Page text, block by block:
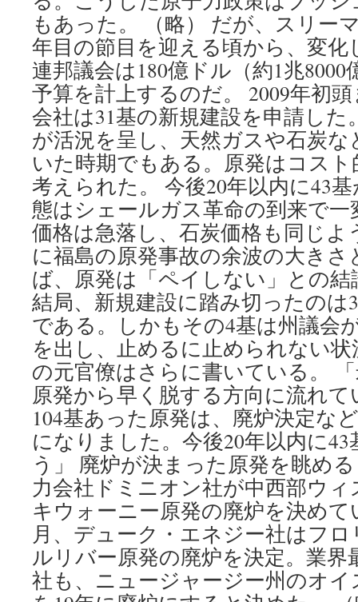
もあった。 （略） だが、スリー
年目の節目を迎える頃から、変化
連邦議会は180億ドル（約1兆
予算を計上するのだ。 2009年初
会社は31基の新規建設を申請し
が活況を呈し、天然ガスや石炭
いた時期でもある。原発はコス
考えられた。 今後20年以内に43
態はシェールガス革命の到来で
価格は急落し、石炭価格も同じ
に福島の原発事故の余波の大き
ば、原発は「ペイしない」との
結局、新規建設に踏み切ったのは
である。しかもその4基は州議会
を出し、止めるに止められない
の元官僚はさらに書いている。
原発から早く脱する方向に流れ
104基あった原発は、廃炉決定な
になりました。今後20年以内に
う」 廃炉が決まった原発を眺め
力会社ドミニオン社が中西部ウ
キウォーニー原発の廃炉を決め
月、デューク・エネジー社はフ
ルリバー原発の廃炉を決定。業
社も、ニュージャージー州のオ